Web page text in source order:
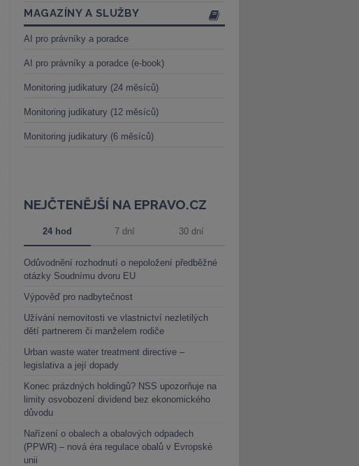
MAGAZÍNY A SLUŽBY
AI pro právníky a poradce
AI pro právníky a poradce (e-book)
Monitoring judikatury (24 měsíců)
Monitoring judikatury (12 měsíců)
Monitoring judikatury (6 měsíců)
NEJČTENĚJŠÍ NA EPRAVO.CZ
24 hod 7 dní 30 dní
Odůvodnění rozhodnutí o nepoložení předběžné
otázky Soudnímu dvoru EU
Výpověď pro nadbytečnost
Užívání nemovitosti ve vlastnictví nezletilých
dětí partnerem či manželem rodiče
Urban waste water treatment directive –
legislativa a její dopady
Konec prázdných holdingů? NSS upozorňuje na
limity osvobození dividend bez ekonomického
důvodu
Nařízení o obalech a obalových odpadech
(PPWR) – nová éra regulace obalů v Evropské
unii